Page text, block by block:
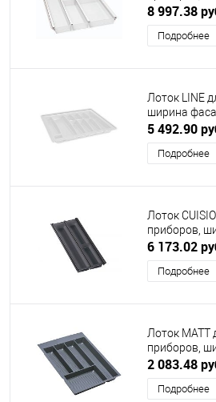
345-
8 997.38
Подробнее
Лоток LINE
ширина
мм, белый
5 492.90
Подробнее
Лоток
приборов,
195-
6 173.02
Подробнее
Лоток MATT
приборов,
362х462х55
2 083.48
Подробнее